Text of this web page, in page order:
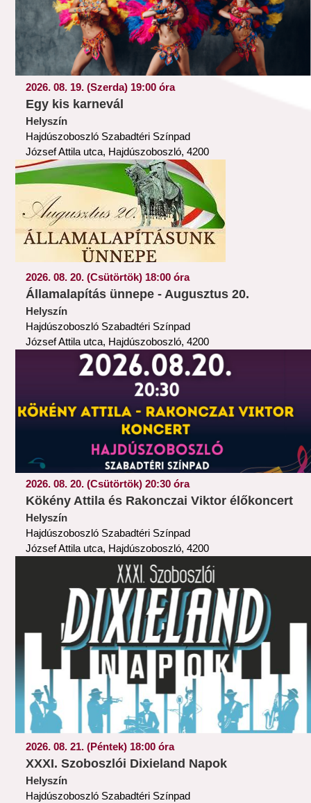
2026. 08. 19. (Szerda) 19:00 óra
Egy kis karnevál
Helyszín
Hajdúszoboszló Szabadtéri Színpad
József Attila utca, Hajdúszoboszló, 4200
2026. 08. 20. (Csütörtök) 18:00 óra
Államalapítás ünnepe - Augusztus 20.
Helyszín
Hajdúszoboszló Szabadtéri Színpad
József Attila utca, Hajdúszoboszló, 4200
2026. 08. 20. (Csütörtök) 20:30 óra
Kökény Attila és Rakonczai Viktor élőkoncert
Helyszín
Hajdúszoboszló Szabadtéri Színpad
József Attila utca, Hajdúszoboszló, 4200
2026. 08. 21. (Péntek) 18:00 óra
XXXI. Szoboszlói Dixieland Napok
Helyszín
Hajdúszoboszló Szabadtéri Színpad